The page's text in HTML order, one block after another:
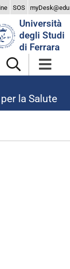
SOS myDesk@edu
Università
degli Studi
di Ferrara
la Salute